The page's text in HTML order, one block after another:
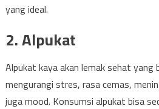
yang ideal.
2. Alpukat
Alpukat kaya akan lemak sehat yang
mengurangi stres, rasa cemas,
juga mood. Konsumsi alpukat bisa